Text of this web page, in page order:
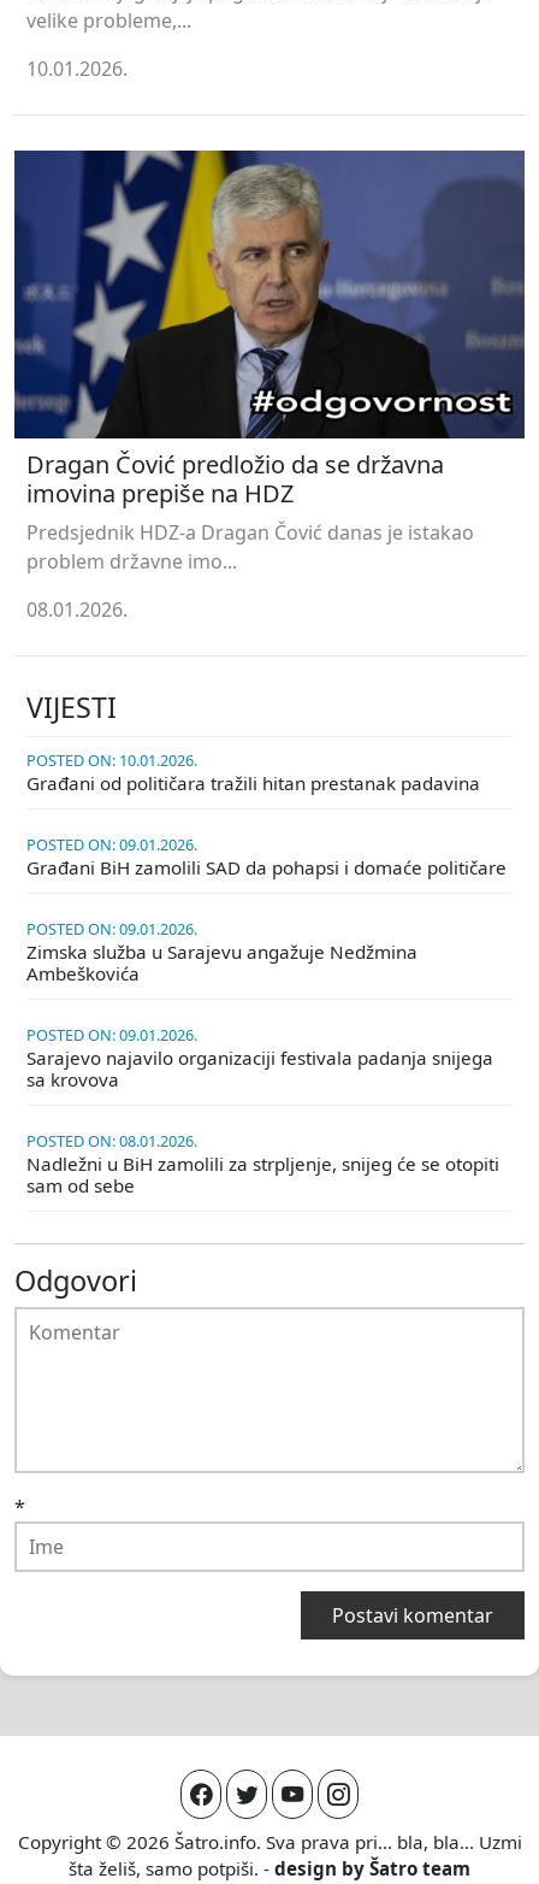
velike probleme,...
10.01.2026.
Dragan Čović predložio da se državna
imovina prepiše na HDZ
Predsjednik HDZ-a Dragan Čović danas je istakao
problem državne imo...
08.01.2026.
VIJESTI
POSTED ON: 10.01.2026.
Građani od političara tražili hitan prestanak padavina
POSTED ON: 09.01.2026.
Građani BiH zamolili SAD da pohapsi i domaće političare
POSTED ON: 09.01.2026.
Zimska služba u Sarajevu angažuje Nedžmina
Ambeškovića
POSTED ON: 09.01.2026.
Sarajevo najavilo organizaciji festivala padanja snijega
sa krovova
POSTED ON: 08.01.2026.
Nadležni u BiH zamolili za strpljenje, snijeg će se otopiti
sam od sebe
Odgovori
*
Copyright © 2026 Šatro.info. Sva prava pri... bla, bla... Uzmi
šta želiš, samo potpiši. - design by Šatro team